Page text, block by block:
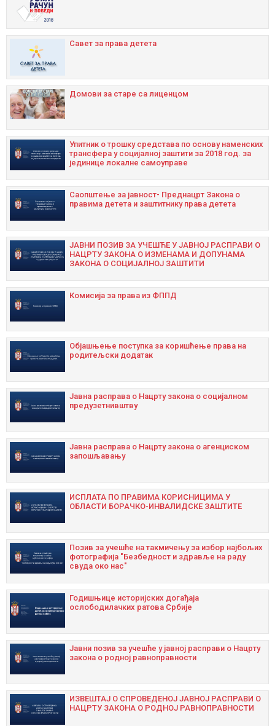
Савет за права детета
Домови за старе са лиценцом
Упитник о трошку средстава по основу наменских
трансфера у социјалној заштити за 2018 год. за
јединице локалне самоуправе
Саопштење за јавност- Преднацрт Закона о
правима детета и заштитнику права детета
ЈАВНИ ПОЗИВ ЗА УЧЕШЋЕ У ЈАВНОЈ РАСПРАВИ О
НАЦРТУ ЗАКОНА О ИЗМЕНАМА И ДОПУНАМА
ЗАКОНА О СОЦИЈАЛНОЈ ЗАШТИТИ
Комисија за права из ФППД
Објашњење поступка за коришћење права на
родитељски додатак
Јавна расправа о Нацрту закона о социјалном
предузетнивштву
Јавна расправа о Нацрту закона о агенциском
запошљавању
ИСПЛАТА ПО ПРАВИМА КОРИСНИЦИМА У
ОБЛАСТИ БОРАЧКО-ИНВАЛИДСКЕ ЗАШТИТЕ
Позив за учешће на такмичењу за избор најбољих
фотографија "Безбедност и здравље на раду
свуда око нас"
Годишњицe историјских догађаја
ослободилачких ратова Србије
Јавни позив за учешће у јавној расправи о Нацрту
закона о родној равноправности
ИЗВЕШТАЈ О СПРОВЕДЕНОЈ ЈАВНОЈ РАСПРАВИ О
НАЦРТУ ЗАКОНА О РОДНОЈ РАВНОПРАВНОСТИ